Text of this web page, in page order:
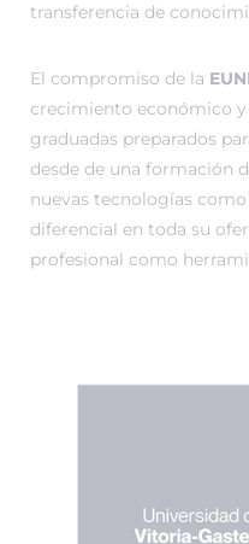
transferencia de
El compromiso de la
crecimiento económico
graduadas preparados
desde de una formación
nuevas tecnologías
diferencial en toda su
profesional como